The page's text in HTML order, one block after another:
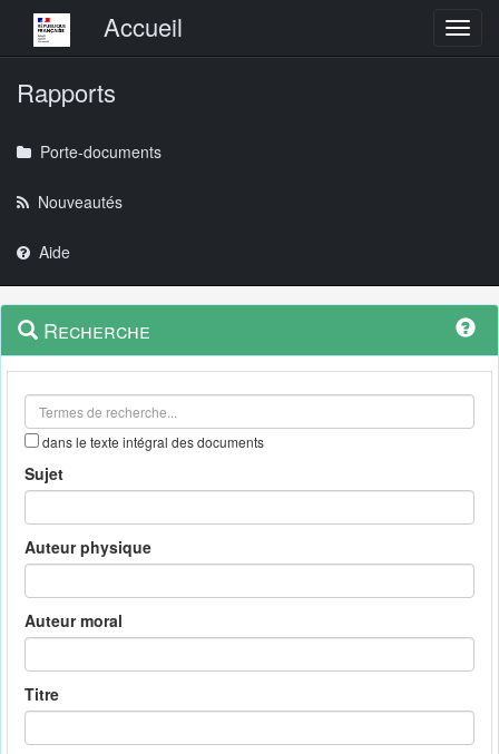
Menu principalAccueil
Rapports
Porte-documents
Nouveautés
Aide
Navigation
outils
Menu
contextuel
Recherche
dans le texte intégral des documents
Sujet
Auteur physique
Auteur moral
Titre